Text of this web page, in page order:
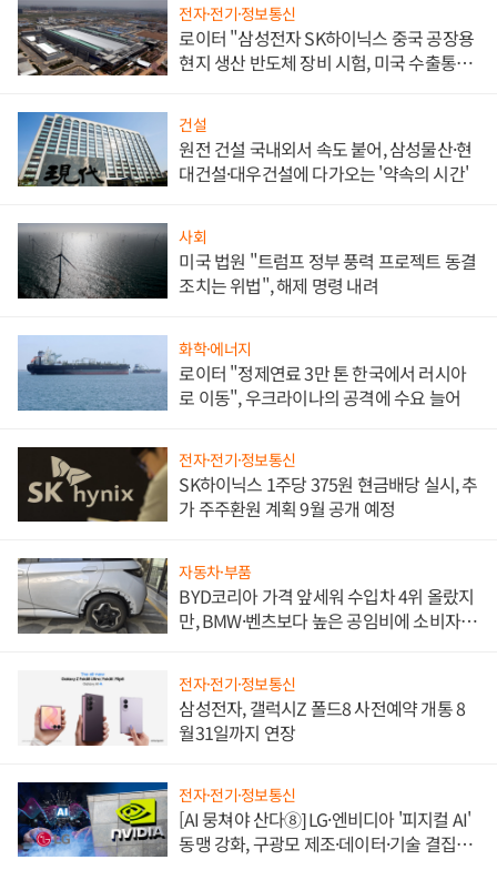
전자·전기·정보통신
로이터 "삼성전자 SK하이닉스 중국 공장용
현지 생산 반도체 장비 시험, 미국 수출통제
건설
원전 건설 국내외서 속도 붙어, 삼성물산·현
대건설·대우건설에 다가오는 '약속의 시간'
사회
미국 법원 "트럼프 정부 풍력 프로젝트 동결
조치는 위법", 해제 명령 내려
화학·에너지
로이터 "정제연료 3만 톤 한국에서 러시아
로 이동", 우크라이나의 공격에 수요 늘어
전자·전기·정보통신
SK하이닉스 1주당 375원 현금배당 실시, 추
가 주주환원 계획 9월 공개 예정
자동차·부품
BYD코리아 가격 앞세워 수입차 4위 올랐지
만, BMW·벤츠보다 높은 공임비에 소비자
전자·전기·정보통신
삼성전자, 갤럭시Z 폴드8 사전예약 개통 8
월31일까지 연장
전자·전기·정보통신
[AI 뭉쳐야 산다⑧] LG·엔비디아 '피지컬 AI'
동맹 강화, 구광모 제조·데이터·기술 결집